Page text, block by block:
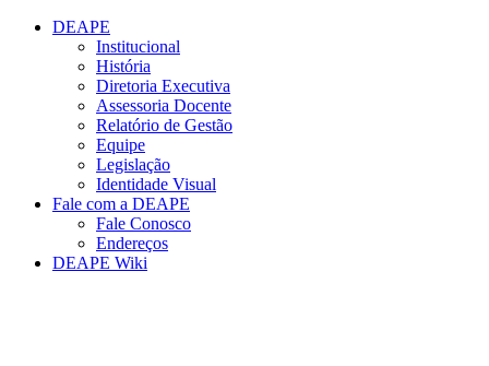
Conteúdo principal
DEAPE
Institucional
História
Diretoria Executiva
Assessoria Docente
Relatório de Gestão
Equipe
Legislação
Identidade Visual
Fale com a DEAPE
Fale Conosco
Endereços
DEAPE Wiki